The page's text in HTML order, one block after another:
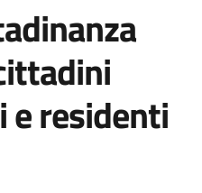
residenti